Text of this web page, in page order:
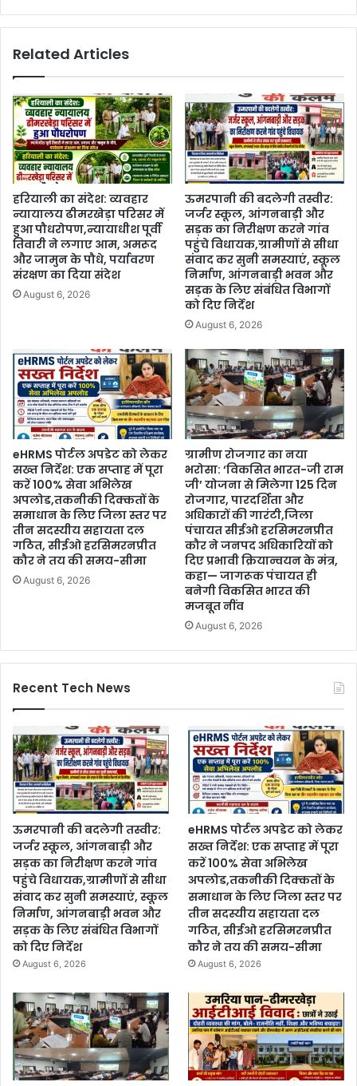
Related Articles
हरियाली का संदेश: व्यवहार
न्यायालय ढीमरखेड़ा परिसर में
हुआ पौधरोपण,न्यायाधीश पूर्वी
तिवारी ने लगाए आम, अमरूद
और जामुन के पौधे, पर्यावरण
संरक्षण का दिया संदेश
August 6, 2026
ऊमरपानी की बदलेगी तस्वीर:
जर्जर स्कूल, आंगनबाड़ी और
सड़क का निरीक्षण करने गांव
पहुंचे विधायक,ग्रामीणों से सीधा
संवाद कर सुनी समस्याएं, स्कूल
निर्माण, आंगनबाड़ी भवन और
सड़क के लिए संबंधित विभागों
को दिए निर्देश
August 6, 2026
eHRMS पोर्टल अपडेट को लेकर
सख्त निर्देश: एक सप्ताह में पूरा
करें 100% सेवा अभिलेख
अपलोड,तकनीकी दिक्कतों के
समाधान के लिए जिला स्तर पर
तीन सदस्यीय सहायता दल
गठित, सीईओ हरसिमरनप्रीत
कौर ने तय की समय-सीमा
August 6, 2026
ग्रामीण रोजगार का नया
भरोसा: ‘विकसित भारत-जी राम
जी’ योजना से मिलेगा 125 दिन
रोजगार, पारदर्शिता और
अधिकारों की गारंटी,जिला
पंचायत सीईओ हरसिमरनप्रीत
कौर ने जनपद अधिकारियों को
दिए प्रभावी क्रियान्वयन के मंत्र,
कहा— जागरूक पंचायत ही
बनेगी विकसित भारत की
मजबूत नींव
August 6, 2026
Recent Tech News
ऊमरपानी की बदलेगी तस्वीर:
जर्जर स्कूल, आंगनबाड़ी और
सड़क का निरीक्षण करने गांव
पहुंचे विधायक,ग्रामीणों से सीधा
संवाद कर सुनी समस्याएं, स्कूल
निर्माण, आंगनबाड़ी भवन और
सड़क के लिए संबंधित विभागों
को दिए निर्देश
August 6, 2026
eHRMS पोर्टल अपडेट को लेकर
सख्त निर्देश: एक सप्ताह में पूरा
करें 100% सेवा अभिलेख
अपलोड,तकनीकी दिक्कतों के
समाधान के लिए जिला स्तर पर
तीन सदस्यीय सहायता दल
गठित, सीईओ हरसिमरनप्रीत
कौर ने तय की समय-सीमा
August 6, 2026